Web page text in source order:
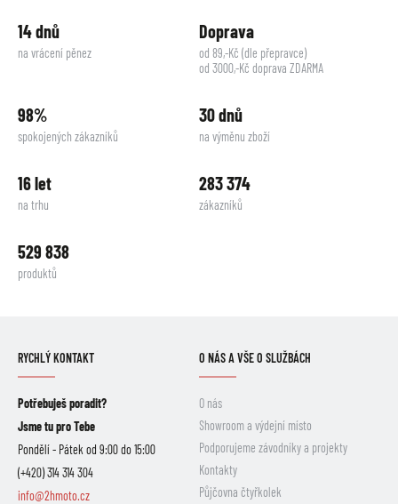
14 dnů
na vrácení pěnez
Doprava
od 89,-Kč (dle přepravce)
od 3000,-Kč doprava ZDARMA
98%
spokojených zákazníků
30 dnů
na výměnu zboží
16 let
na trhu
283 374
zákazníků
529 838
produktů
RYCHLÝ KONTAKT
Potřebuješ poradit?
Jsme tu pro Tebe
Pondělí - Pátek od 9:00 do 15:00
(+420) 314 314 304
info@2hmoto.cz
O NÁS A VŠE O SLUŽBÁCH
O nás
Showroom a výdejní místo
Podporujeme závodníky a projekty
Kontakty
Půjčovna čtyřkolek